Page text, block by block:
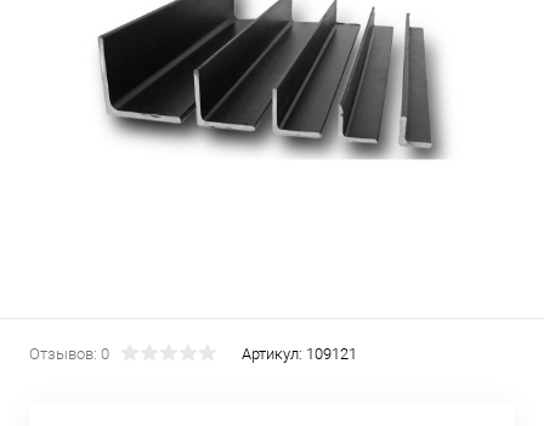
Отзывов: 0 Артикул: 109121